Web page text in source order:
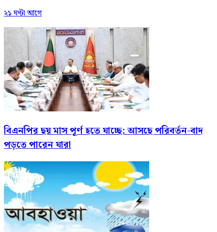
২১ ঘণ্টা আগে
বিএনপির ছয় মাস পূর্ণ হতে যাচ্ছে: আসছে পরিবর্তন-বাদ
পড়তে পারেন যারা